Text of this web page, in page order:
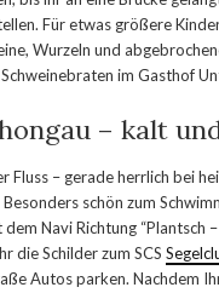
Für etwas größere
Wurzeln und
im Gasthof
– kalt
Fluss – gerade herrlich bei
schön zum
Navi Richtung “Plantsch
die Schilder zum SCS
Autos parken. Nachdem